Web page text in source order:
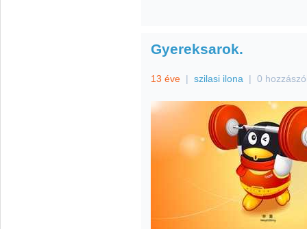
Gyereksarok.
13 éve | szilasi ilona | 0